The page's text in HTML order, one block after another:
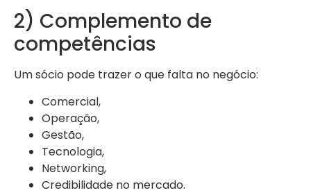
2) Complemento de
competências
Um sócio pode trazer o que falta no negócio:
Comercial,
Operação,
Gestão,
Tecnologia,
Networking,
Credibilidade no mercado.